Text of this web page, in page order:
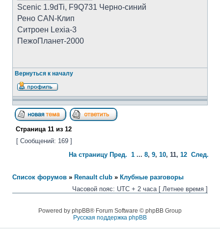
Scenic 1.9dTi, F9Q731 Черно-синий
Рено CAN-Клип
Ситроен Lexia-3
ПежоПланет-2000
Вернуться к началу
Страница 11 из 12
[ Сообщений: 169 ]
На страницу Пред. 1 ... 8, 9, 10, 11, 12 След.
Список форумов » Renault club » Клубные разговоры
Часовой пояс: UTC + 2 часа [ Летнее время ]
Powered by phpBB® Forum Software © phpBB Group
Русская поддержка phpBB